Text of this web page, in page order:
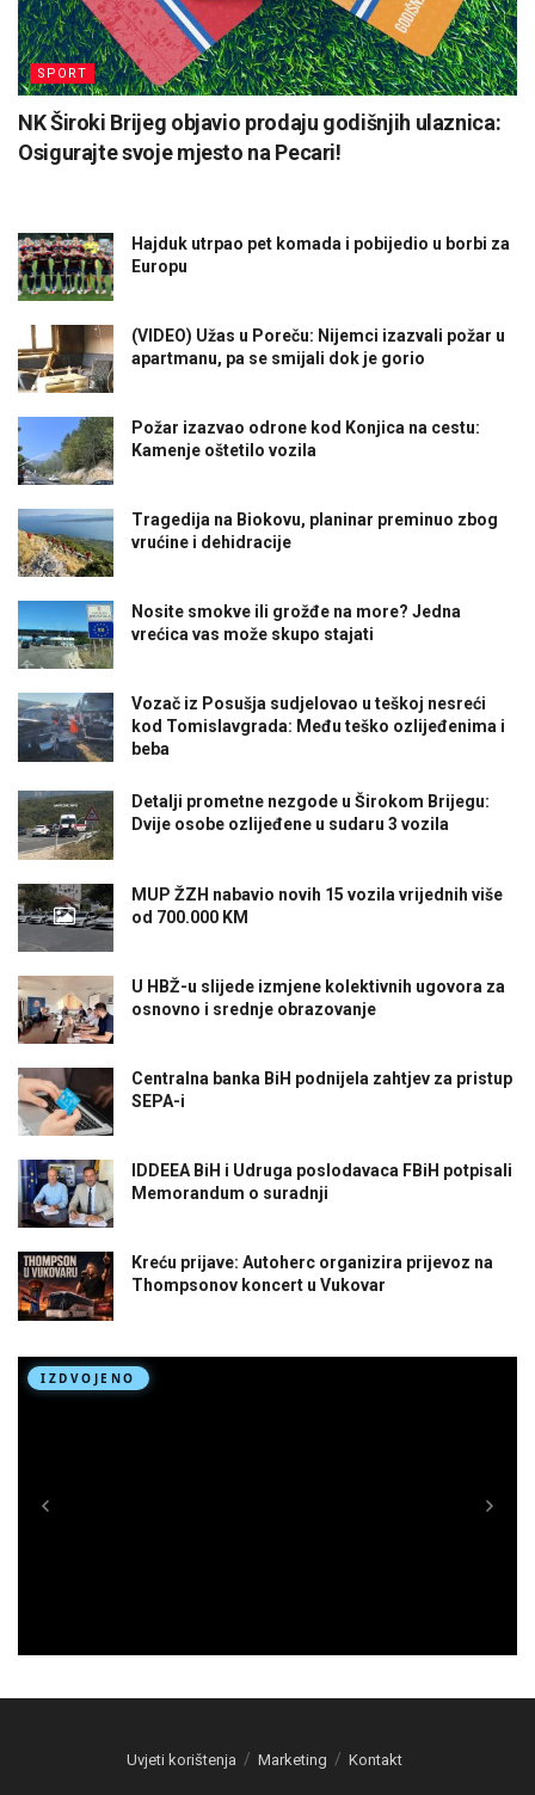
SPORT
NK Široki Brijeg objavio prodaju godišnjih ulaznica:
Osigurajte svoje mjesto na Pecari!
Hajduk utrpao pet komada i pobijedio u borbi za
Europu
(VIDEO) Užas u Poreču: Nijemci izazvali požar u
apartmanu, pa se smijali dok je gorio
Požar izazvao odrone kod Konjica na cestu:
Kamenje oštetilo vozila
Tragedija na Biokovu, planinar preminuo zbog
vrućine i dehidracije
Nosite smokve ili grožđe na more? Jedna
vrećica vas može skupo stajati
Vozač iz Posušja sudjelovao u teškoj nesreći
kod Tomislavgrada: Među teško ozlijeđenima i
beba
Detalji prometne nezgode u Širokom Brijegu:
Dvije osobe ozlijeđene u sudaru 3 vozila
MUP ŽZH nabavio novih 15 vozila vrijednih više
od 700.000 KM
U HBŽ-u slijede izmjene kolektivnih ugovora za
osnovno i srednje obrazovanje
Centralna banka BiH podnijela zahtjev za pristup
SEPA-i
IDDEEA BiH i Udruga poslodavaca FBiH potpisali
Memorandum o suradnji
Kreću prijave: Autoherc organizira prijevoz na
Thompsonov koncert u Vukovar
Uvjeti korištenja Marketing Kontakt